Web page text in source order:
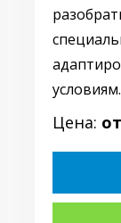
условиям.
Цена: